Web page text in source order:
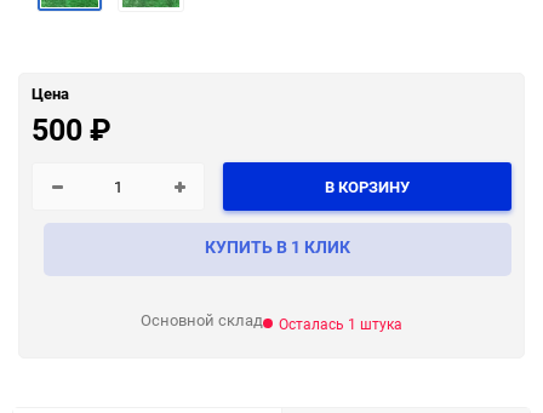
Цена
500₽
В КОРЗИНУ
КУПИТЬ В 1 КЛИК
Основной склад Осталась 1 штука